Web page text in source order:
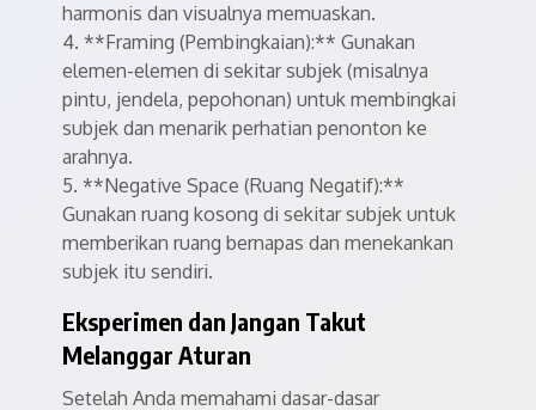
harmonis dan visualnya memuaskan.
4. **Framing (Pembingkaian):** Gunakan
elemen-elemen di sekitar subjek (misalnya
pintu, jendela, pepohonan) untuk membingkai
subjek dan menarik perhatian penonton ke
arahnya.
5. **Negative Space (Ruang Negatif):**
Gunakan ruang kosong di sekitar subjek untuk
memberikan ruang bernapas dan menekankan
subjek itu sendiri.
Eksperimen dan Jangan Takut
Melanggar Aturan
Setelah Anda memahami dasar-dasar